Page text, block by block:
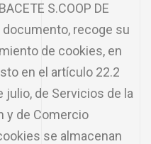
S.COOP DE
recoge su
de cookies, en
en el artículo 22.2
julio, de Servicios de la
y de Comercio
se almacenan